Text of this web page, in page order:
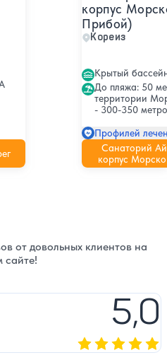
корпус
Прибой)
Кореиз
Крытый
До пляжа: 50
территории
- 300-350
Профилей
Санаторий
корпус
от довольных клиентов на
сайте!
5,0